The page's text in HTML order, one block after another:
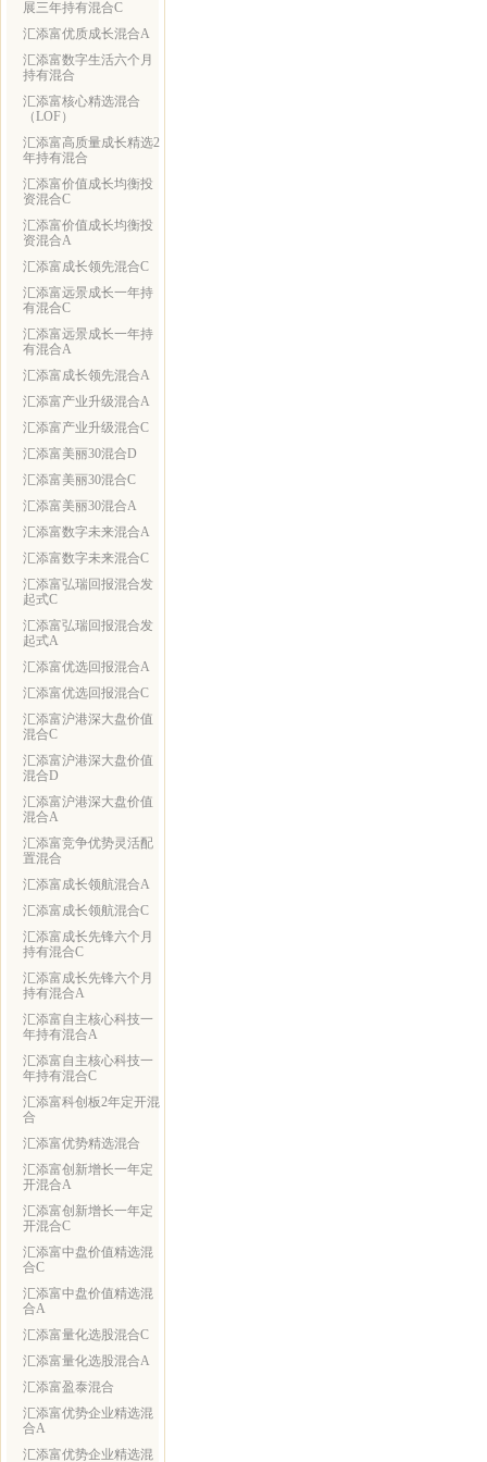
展三年持有混合C
汇添富优质成长混合A
汇添富数字生活六个月
持有混合
汇添富核心精选混合
（LOF）
汇添富高质量成长精选2
年持有混合
汇添富价值成长均衡投
资混合C
汇添富价值成长均衡投
资混合A
汇添富成长领先混合C
汇添富远景成长一年持
有混合C
汇添富远景成长一年持
有混合A
汇添富成长领先混合A
汇添富产业升级混合A
汇添富产业升级混合C
汇添富美丽30混合D
汇添富美丽30混合C
汇添富美丽30混合A
汇添富数字未来混合A
汇添富数字未来混合C
汇添富弘瑞回报混合发
起式C
汇添富弘瑞回报混合发
起式A
汇添富优选回报混合A
汇添富优选回报混合C
汇添富沪港深大盘价值
混合C
汇添富沪港深大盘价值
混合D
汇添富沪港深大盘价值
混合A
汇添富竞争优势灵活配
置混合
汇添富成长领航混合A
汇添富成长领航混合C
汇添富成长先锋六个月
持有混合C
汇添富成长先锋六个月
持有混合A
汇添富自主核心科技一
年持有混合A
汇添富自主核心科技一
年持有混合C
汇添富科创板2年定开混
合
汇添富优势精选混合
汇添富创新增长一年定
开混合A
汇添富创新增长一年定
开混合C
汇添富中盘价值精选混
合C
汇添富中盘价值精选混
合A
汇添富量化选股混合C
汇添富量化选股混合A
汇添富盈泰混合
汇添富优势企业精选混
合A
汇添富优势企业精选混